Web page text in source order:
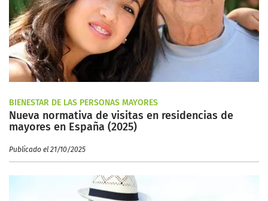
BIENESTAR DE LAS PERSONAS MAYORES
Nueva normativa de visitas en residencias de
mayores en España (2025)
Publicado el 21/10/2025